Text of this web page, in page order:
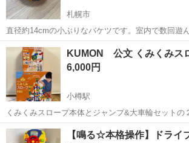
札幌市
直径約14cmの小ぶりなバケツです。室内で数回遊
ておりました。 Used品、自宅保管にご理解ある方のみご購入くださ
い。 小さい子どもがおり、仕事もしているため、
日や時間帯バラバラですので...
北海道 札幌市 トーマス
KUMON 公文 くみくみス
6,000円
小樽駅
くみくみスロープ本体とジャンプ&大車輪セットの
北海道 小樽市 小樽駅 おもちゃ スロー
【鳴る☆本格操作】ドライ